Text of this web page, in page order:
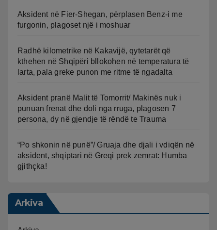
Aksident në Fier-Shegan, përplasen Benz-i me
furgonin, plagoset një i moshuar
Radhë kilometrike në Kakavijë, qytetarët që
kthehen në Shqipëri bllokohen në temperatura të
larta, pala greke punon me ritme të ngadalta
Aksident pranë Malit të Tomorrit/ Makinës nuk i
punuan frenat dhe doli nga rruga, plagosen 7
persona, dy në gjendje të rëndë te Trauma
“Po shkonin në punë”/ Gruaja dhe djali i vdiqën në
aksident, shqiptari në Greqi prek zemrat: Humba
gjithçka!
Arkiva